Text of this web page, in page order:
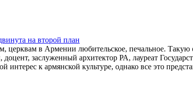
на второй план
церквам в Армении любительское, печальное. Такую
доцент, заслуженный архитектор РА, лауреат
интерес к армянской культуре, однако все это